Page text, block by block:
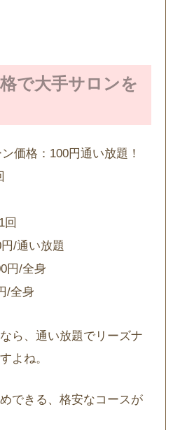
で大手サロンを
価格：100円通い放題！
回
円/通い放題
円/全身
/全身
ら、通い放題でリーズナ
よね。
できる、格安なコースが